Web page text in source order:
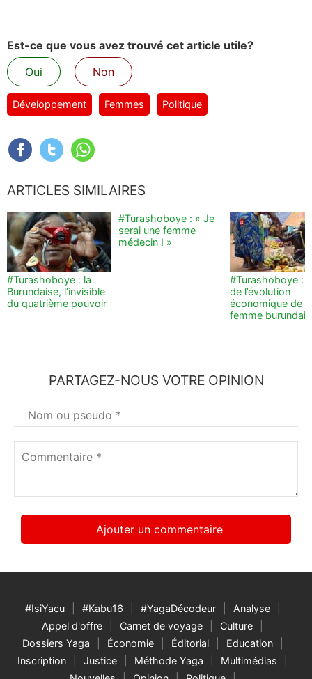
Est-ce que vous avez trouvé cet article utile?
Oui
Non
Développement Femmes Politique
ARTICLES SIMILAIRES
#Turashoboye : la
Burundaise, l’invisible
du quatrième pouvoir
#Turashoboye : « Je
serai une femme
médecin ! »
#Turashoboye :
de l’évolution
économique de la
femme
PARTAGEZ-NOUS VOTRE OPINION
Votre
nom*
#IsiYacu #Kabu16 #YagaDécodeur
Analyse
Appel d'offre
Carnet de voyage
Culture
Dossiers Yaga
Économie Éditorial
Education
Inscription
Justice Méthode Yaga
Multimédias